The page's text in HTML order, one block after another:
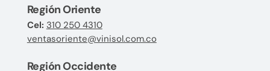
Región Oriente
Cel: 310 250 4310
ventasoriente@vinisol.com.co
Región Occidente